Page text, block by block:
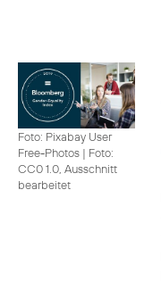
Foto: Pixabay User
Free-Photos | Foto:
CC0 1.0, Ausschnitt
bearbeitet